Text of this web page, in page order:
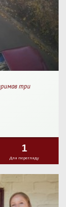
три
1
Для перегляду